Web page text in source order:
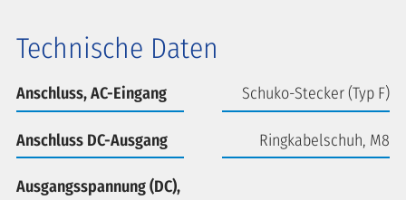
Technische Daten
Anschluss, AC-Eingang Schuko-Stecker (Typ F)
Anschluss DC-Ausgang Ringkabelschuh, M8
Ausgangsspannung (DC),